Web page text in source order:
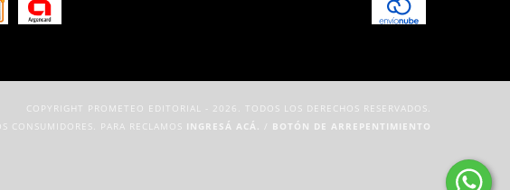
COPYRIGHT PROMETEO EDITORIAL - 2026. TODOS LOS DERECHOS RESERVADOS.
CONSUMIDORES. PARA RECLAMOS INGRESÁ ACÁ. / BOTÓN DE ARREPENTIMIENTO